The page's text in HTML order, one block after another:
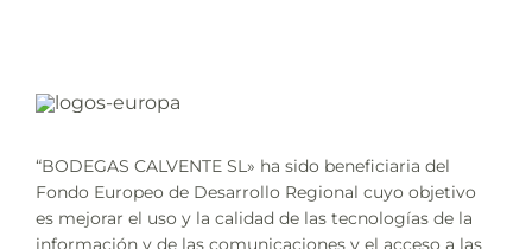
“BODEGAS CALVENTE SL» ha sido beneficiaria del
Fondo Europeo de Desarrollo Regional cuyo objetivo
es mejorar el uso y la calidad de las tecnologías de la
información y de las comunicaciones y el acceso a las